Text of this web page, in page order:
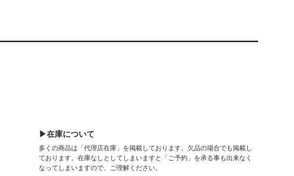
▶在庫について
多くの商品は「代理店在庫」を掲載しております。欠品の場合でも掲載し
ております。在庫なしとしてしまいますと「ご予約」を承る事も出来なく
なってしまいますので、ご理解ください。